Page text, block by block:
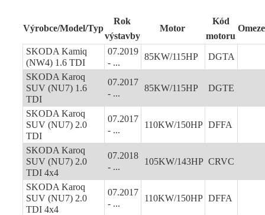
Výrobce/Model/Typ
Rok
výstavby
Motor
Kód
motoru
SKODA Kamiq
(NW4) 1.6 TDI
07.2019
- ...
85KW/115HP
DGTA
SKODA Karoq
SUV (NU7) 1.6
TDI
07.2017
- ...
85KW/115HP DGTE
SKODA Karoq
SUV (NU7) 2.0
TDI
07.2017
- ...
110KW/150HP DFFA
SKODA Karoq
SUV (NU7) 2.0
TDI 4x4
07.2018
- ...
105KW/143HP CRVC
SKODA Karoq
SUV (NU7) 2.0
TDI 4x4
07.2017
- ...
110KW/150HP DFFA